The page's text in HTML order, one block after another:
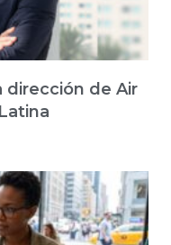
dirección de Air